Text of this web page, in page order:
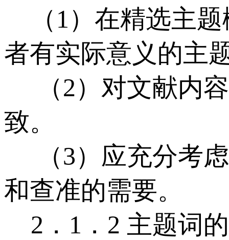
（1）在精选主题
者有实际意义的主
（2）对文献内容
致。
（3）应充分考虑
和查准的需要。
2．1．2 主题词